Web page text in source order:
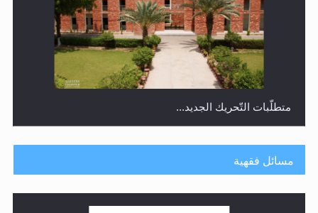
متطلَّبات التّحريك الجديد...
مسائل فقهية